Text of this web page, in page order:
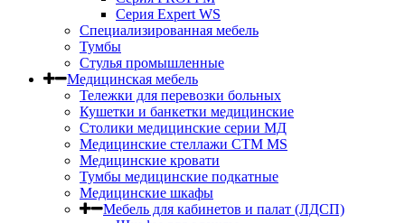
Серия Expert WS
Специализированная мебель
Тумбы
Стулья промышленные
Медицинская мебель
Тележки для перевозки больных
Кушетки и банкетки медицинские
Столики медицинские серии МД
Медицинские стеллажи СТМ MS
Медицинские кровати
Тумбы медицинские подкатные
Медицинские шкафы
Мебель для кабинетов и палат (ЛДСП)